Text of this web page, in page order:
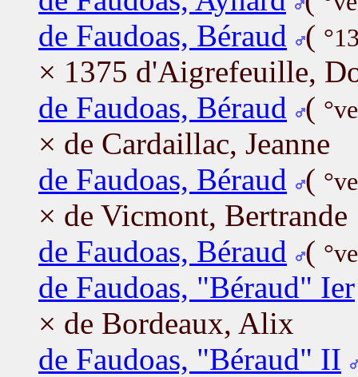
de Faudoas, Béraud (
× 1375 d'Aigrefeuille,
de Faudoas, Béraud
(
× de Cardaillac, Jeanne
de Faudoas, Béraud
(
× de Vicmont, Bertrande
de Faudoas, Béraud
(
de Faudoas, "Béraud" Ier
× de Bordeaux, Alix
de Faudoas, "Béraud" II